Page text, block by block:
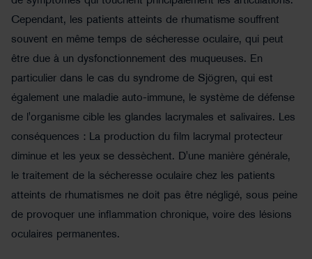
Cependant, les patients atteints de rhumatisme souffrent
souvent en même temps de sécheresse oculaire, qui peut
être due à un dysfonctionnement des muqueuses. En
particulier dans le cas du syndrome de Sjögren, qui est
également une maladie auto-immune, le système de défense
de l'organisme cible les glandes lacrymales et salivaires. Les
conséquences : La production du film lacrymal protecteur
diminue et les yeux se dessèchent. D'une manière générale,
le traitement de la sécheresse oculaire chez les patients
atteints de rhumatismes ne doit pas être négligé, sous peine
de provoquer une inflammation chronique, voire des lésions
oculaires permanentes.
©Evrymmnt - stock.adobe.com